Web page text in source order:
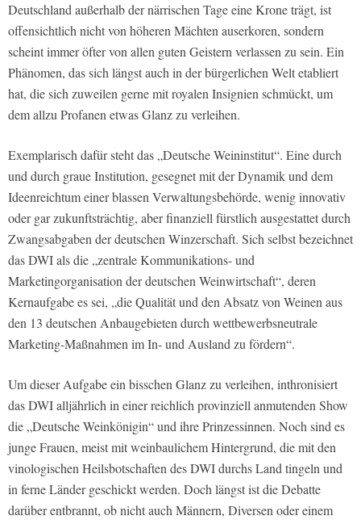
Deutschland außerhalb der närrischen Tage eine Krone trägt, ist
offensichtlich nicht von höheren Mächten auserkoren, sondern
scheint immer öfter von allen guten Geistern verlassen zu sein. Ein
Phänomen, das sich längst auch in der bürgerlichen Welt etabliert
hat, die sich zuweilen gerne mit royalen Insignien schmückt, um
dem allzu Profanen etwas Glanz zu verleihen.
Exemplarisch dafür steht das „Deutsche Weininstitut“. Eine durch
und durch graue Institution, gesegnet mit der Dynamik und dem
Ideenreichtum einer blassen Verwaltungsbehörde, wenig innovativ
oder gar zukunftsträchtig, aber finanziell fürstlich ausgestattet durch
Zwangsabgaben der deutschen Winzerschaft. Sich selbst bezeichnet
das DWI als die „zentrale Kommunikations- und
Marketingorganisation der deutschen Weinwirtschaft“, deren
Kernaufgabe es sei, „die Qualität und den Absatz von Weinen aus
den 13 deutschen Anbaugebieten durch wettbewerbsneutrale
Marketing-Maßnahmen im In- und Ausland zu fördern“.
Um dieser Aufgabe ein bisschen Glanz zu verleihen, inthronisiert
das DWI alljährlich in einer reichlich provinziell anmutenden Show
die „Deutsche Weinkönigin“ und ihre Prinzessinnen. Noch sind es
junge Frauen, meist mit weinbaulichem Hintergrund, die mit den
vinologischen Heilsbotschaften des DWI durchs Land tingeln und
in ferne Länder geschickt werden. Doch längst ist die Debatte
darüber entbrannt, ob nicht auch Männern, Diversen oder einem